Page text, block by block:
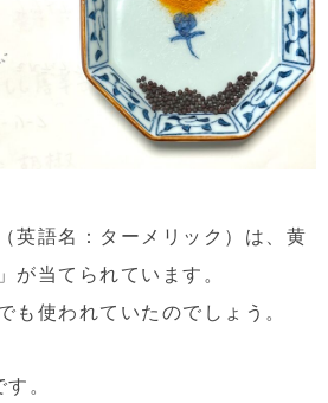
英語名：ターメリック）は、黄
が当てられています。
も使われていたのでしょう。
。